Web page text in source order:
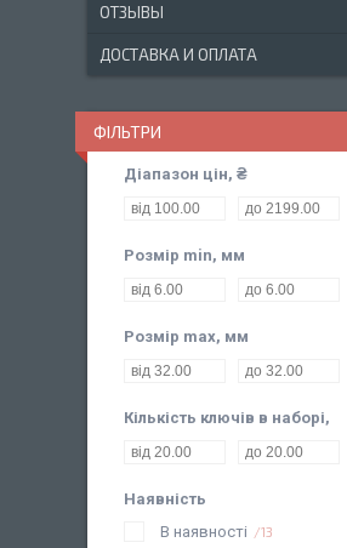
ОТЗЫВЫ
ДОСТАВКА И ОПЛАТА
ФІЛЬТРИ
Діапазон цін, ₴
Розмір min, мм
Розмір max, мм
Кількість ключів в наборі,
Наявність
В наявності
13